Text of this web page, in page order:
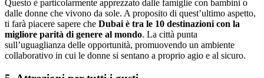
Questo è particolarmente apprezzato dalle famiglie con bambini o
dalle donne che vivono da sole. A proposito di quest’ultimo aspetto,
ti farà piacere sapere che Dubai è tra le 10 destinazioni con la
migliore parità di genere al mondo. La città punta
sull’uguaglianza delle opportunità, promuovendo un ambiente
collaborativo in cui le donne si sentano a proprio agio e al sicuro.